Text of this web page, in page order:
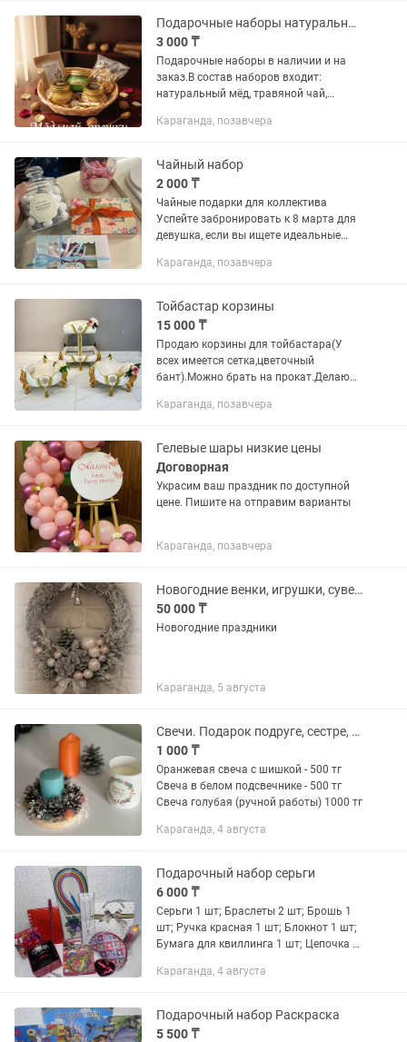
Подарочные наборы натуральный мёд, травяной чай
3 000 ₸
Подарочные наборы в наличии и на
заказ.В состав наборов входит:
натуральный мёд, травяной чай,
работы.Есть разные варианты,могу
Караганда, позавчера
Чайный набор
2 000 ₸
Чайные подарки для коллектива
Успейте забронировать к 8 марта для
девушка, если вы ищете идеальные
обратиться к нам Звоните и пишите
Караганда, позавчера
Тойбастар корзины
15 000 ₸
Продаю корзины для тойбастара(У
всех имеется сетка,цветочный
бант).Можно брать на прокат.Делаю
Майкудуку,Юг,Город бесплатно
Караганда, позавчера
Гелевые шары низкие цены
Договорная
Украсим ваш праздник по доступной
цене. Пишите на отправим варианты
Караганда, позавчера
Новогодние венки, игрушки, сувениры
50 000 ₸
Новогодние праздники
Караганда, 5 августа
Свечи. Подарок подруге, сестре, учителю
1 000 ₸
Оранжевая свеча с шишкой - 500 тг
Свеча в белом подсвечнике - 500 тг
Свеча голубая (ручной работы) 1000 тг
Караганда, 4 августа
Подарочный набор серьги
6 000 ₸
Серьги 1 шт; Браслеты 2 шт; Брошь 1
шт; Ручка красная 1 шт; Блокнот 1 шт;
Бумага для квиллинга 1 шт; Цепочка 1
Резинка для волос 1 шт; Кошелек 1 шт;
Караганда, 4 августа
Подарочный набор Раскраска
5 500 ₸